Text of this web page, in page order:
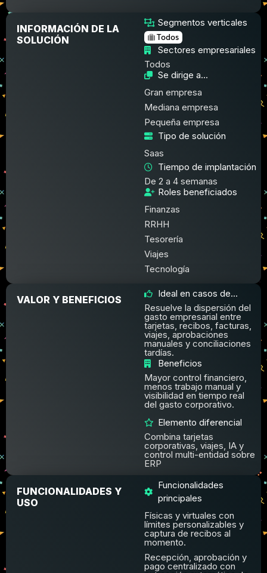
INFORMACIÓN DE LA
SOLUCIÓN
Segmentos verticales
Todos
Sectores empresariales
Todos
Se dirige a...
Gran empresa
Mediana empresa
Pequeña empresa
Tipo de solución
Saas
Tiempo de implantación
De 2 a 4 semanas
Roles beneficiados
Finanzas
RRHH
Tesorería
Viajes
Tecnología
VALOR Y BENEFICIOS
Ideal en casos de...
Resuelve la dispersión del
gasto empresarial entre
tarjetas, recibos, facturas,
viajes, aprobaciones
manuales y conciliaciones
tardías.
Beneficios
Mayor control financiero,
menos trabajo manual y
visibilidad en tiempo real
del gasto corporativo.
Elemento diferencial
Combina tarjetas
corporativas, viajes, IA y
control multi-entidad sobre
ERP
FUNCIONALIDADES Y
USO
Funcionalidades
principales
Físicas y virtuales con
límites personalizables y
captura de recibos al
momento.
Recepción, aprobación y
pago centralizado con